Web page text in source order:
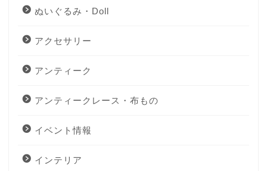
ぬいぐるみ・Doll
アクセサリー
アンティーク
アンティークレース・布もの
イベント情報
インテリア